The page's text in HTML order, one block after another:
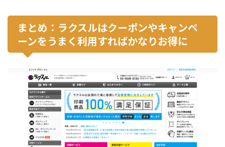
まとめ：ラクスルはクーポンやキャンペ
ーンをうまく利用すればかなりお得に